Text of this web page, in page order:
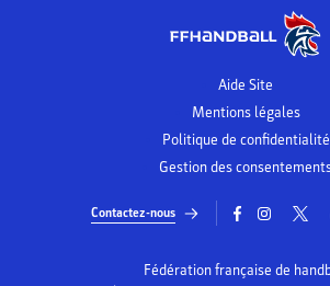
Aide Site
Mentions légales
Politique de confidentialité
Gestion des
Contactez-nous
Fédération française de